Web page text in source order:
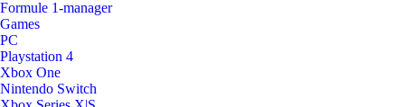
Formule 1-manager
Games
PC
Playstation 4
Xbox One
Nintendo Switch